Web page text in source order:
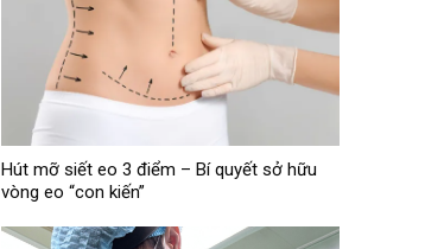
Hút mỡ siết eo 3 điểm – Bí quyết sở hữu
vòng eo “con kiến”